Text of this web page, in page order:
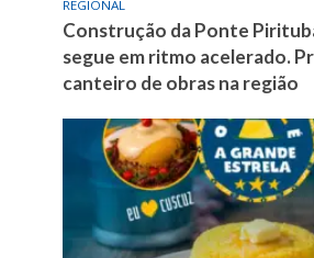
REGIONAL
Construção da Ponte
segue em ritmo acelerado.
canteiro de obras na região